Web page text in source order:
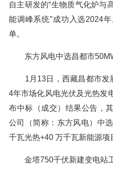
自主研发的“生物质气化炉与
能调峰系统”成功入选2024
单。
东方风电中选昌都市
1月13日，西藏昌都市发
4年市场化风电光伏及光热发
布中标（成交）结果公告，
公司（简称：东方风电）中
千瓦光热+40 万千瓦新能源项
金塔750千伏新建变电站